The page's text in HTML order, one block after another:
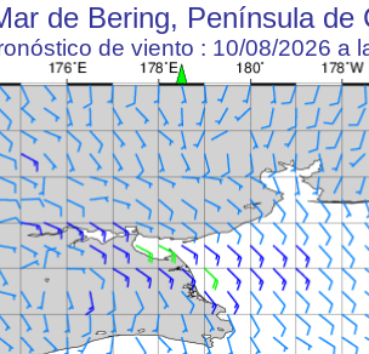
de Bering, Península de
de viento : 10/08/2026 a